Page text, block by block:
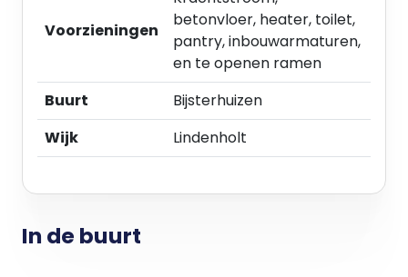
- Systeemplafond voorzien van TL-
inbouwarmaturen;
- Wandkabelgoten ten behoeve van data-,
telefonie- en elektrabekabeling;
- Pantry;
- Gescheiden dames- en herentoiletten per
verdieping;
- Alarminstallatie;
- Brandpreventiemiddelen;
Voorzieningen
betonvloer, heater, toilet,
pantry, inbouwarmaturen,
en te openen ramen
Buurt
Bijsterhuizen
Wijk
Lindenholt
In de buurt